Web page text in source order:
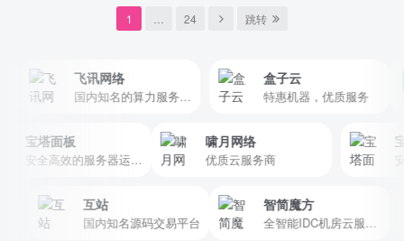
1 24 跳转
飞讯网络
国内知名的算力服务、互联网安全服务的电信增值业务运营商
盒子云
特惠机器，优质服务
宝塔面板 啸月网络
优质云服务商
互站
国内知名源码交易平台
智简魔方
全智能IDC机房云服务器管理软件